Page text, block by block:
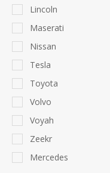
Lincoln
Maserati
Nissan
Tesla
Toyota
Volvo
Voyah
Zeekr
Mercedes